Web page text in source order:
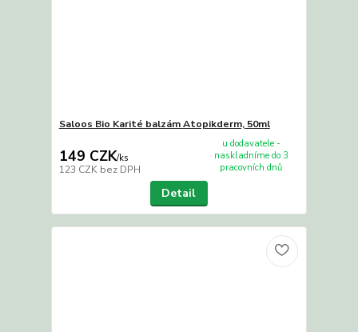
Saloos Bio Karité balzám Atopikderm, 50ml
149 CZK/ks
123 CZK bez DPH
u dodavatele -
naskladníme do 3
pracovních dnů
Detail